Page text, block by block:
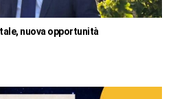
nuova opportunità